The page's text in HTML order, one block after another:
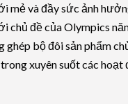
mẻ và đầy sức ảnh
chủ đề của Olympics
ghép bộ đôi sản phẩm
xuyên suốt các hoạt